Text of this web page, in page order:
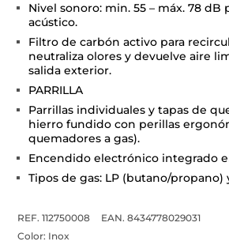
Nivel sonoro: min. 55 – máx. 78 dB
acústico.
Filtro de carbón activo para
neutraliza olores y devuelve aire
salida exterior.
PARRILLA
Parrillas individuales y tapas de
hierro fundido con perillas
quemadores a gas).
Encendido electrónico integrado
Tipos de gas: LP (butano/propano)
REF. 112750008
EAN. 8434778029031
Color: Inox